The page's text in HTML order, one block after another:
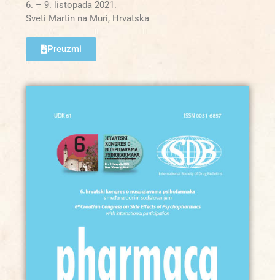
6. – 9. listopada 2021.
Sveti Martin na Muri, Hrvatska
Preuzmi